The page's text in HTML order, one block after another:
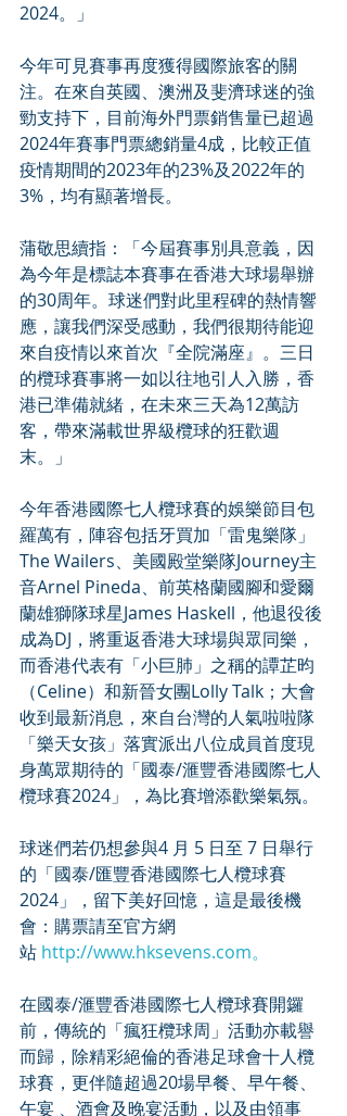
2024。」
今年可見賽事再度獲得國際旅客的關
注。在來自英國、澳洲及斐濟球迷的強
勁支持下，目前海外門票銷售量已超過
2024年賽事門票總銷量4成，比較正值
疫情期間的2023年的23%及2022年的
3%，均有顯著增長。
蒲敬思續指：「今屆賽事別具意義，因
為今年是標誌本賽事在香港大球場舉辦
的30周年。球迷們對此里程碑的熱情響
應，讓我們深受感動，我們很期待能迎
來自疫情以來首次『全院滿座』。三日
的欖球賽事將一如以往地引人入勝，香
港已準備就緒，在未來三天為12萬訪
客，帶來滿載世界級欖球的狂歡週
末。」
今年香港國際七人欖球賽的娛樂節目包
羅萬有，陣容包括牙買加「雷鬼樂隊」
The Wailers、美國殿堂樂隊Journey主
音Arnel Pineda、前英格蘭國腳和愛爾
蘭雄獅隊球星James Haskell，他退役後
成為DJ，將重返香港大球場與眾同樂，
而香港代表有「小巨肺」之稱的譚芷昀
（Celine）和新晉女團Lolly Talk；大會
收到最新消息，來自台灣的人氣啦啦隊
「樂天女孩」落實派出八位成員首度現
身萬眾期待的「國泰/滙豐香港國際七人
欖球賽2024」，為比賽增添歡樂氣氛。
球迷們若仍想參與4 月 5 日至 7 日舉行
的「國泰/匯豐香港國際七人欖球賽
2024」，留下美好回憶，這是最後機
會：購票請至官方網
站 http://www.hksevens.com。
在國泰/滙豐香港國際七人欖球賽開鑼
前，傳統的「瘋狂欖球周」活動亦載譽
而歸，除精彩絕倫的香港足球會十人欖
球賽，更伴隨超過20場早餐、早午餐、
午宴 、酒會及晚宴活動，以及由領事